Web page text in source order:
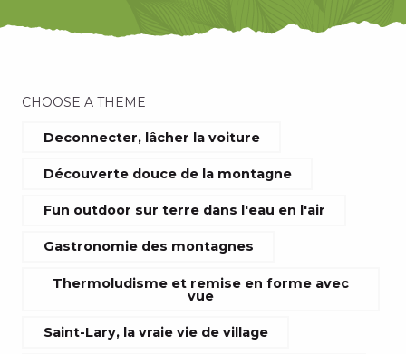
CHOOSE A THEME
Deconnecter, lâcher la voiture
Découverte douce de la montagne
Fun outdoor sur terre dans l'eau en l'air
Gastronomie des montagnes
Thermoludisme et remise en forme avec
vue
Saint-Lary, la vraie vie de village